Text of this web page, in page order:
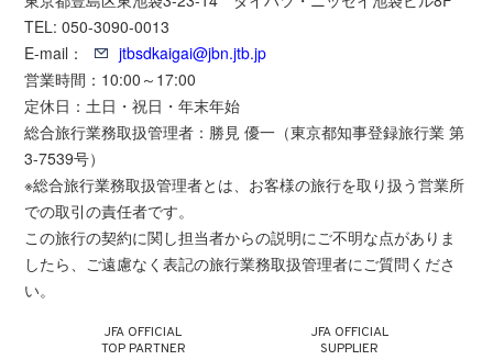
TEL: 050-3090-0013
E-mail：
jtbsdkaigai@jbn.jtb.jp
営業時間：10:00～17:00
定休日：土日・祝日・年末年始
総合旅行業務取扱管理者：勝見 優一（東京都知事登録旅行業 第
3-7539号）
※総合旅行業務取扱管理者とは、お客様の旅行を取り扱う営業所
での取引の責任者です。
この旅行の契約に関し担当者からの説明にご不明な点がありま
したら、ご遠慮なく表記の旅行業務取扱管理者にご質問くださ
い。
JFA OFFICIAL
TOP PARTNER
JFA OFFICIAL
SUPPLIER